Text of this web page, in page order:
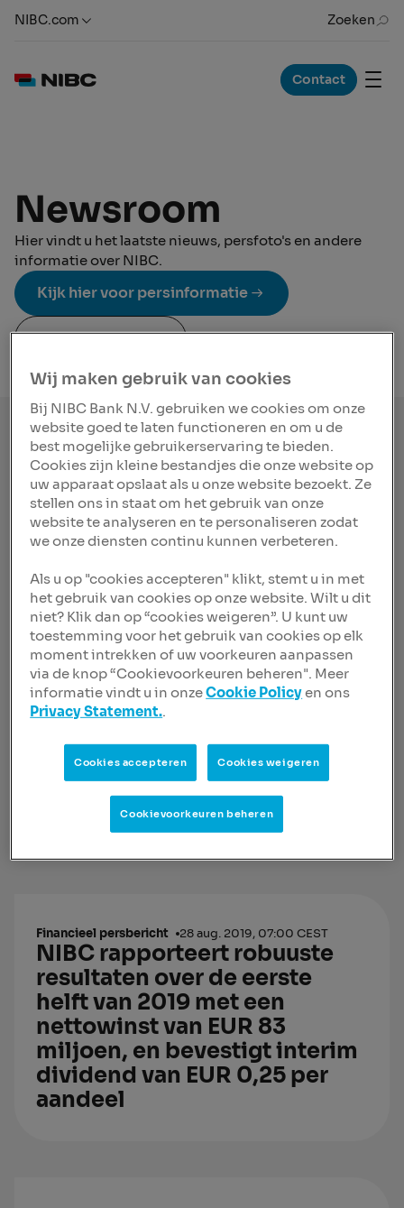
NIBC.com Zoeken
Contact
Newsroom
Hier vindt u het laatste nieuws, persfoto's en andere
informatie over NIBC.
Kijk hier voor persinformatie
Perscontacten
Laatste nieuws
Filter op
Categorie
Jaar
Verwijder alle filters
Financieel persbericht 25 feb. 2020, 08:00 CET
NIBC reports strong
performance in FY 2019 with
net profit of EUR 194 million
and final dividend of EUR
0.53 per share
Financieel persbericht 28 aug. 2019, 07:00 CEST
NIBC rapporteert robuuste
resultaten over de eerste
helft van 2019 met een
nettowinst van EUR 83
miljoen, en bevestigt interim
dividend van EUR 0,25 per
aandeel
Wij maken gebruik van cookies
Bij NIBC Bank N.V. gebruiken we cookies om onze
website goed te laten functioneren en om u de
best mogelijke gebruikerservaring te bieden.
Cookies zijn kleine bestandjes die onze website op
uw apparaat opslaat als u onze website bezoekt. Ze
stellen ons in staat om het gebruik van onze
website te analyseren en te personaliseren zodat
we onze diensten continu kunnen verbeteren.
Als u op "cookies accepteren" klikt, stemt u in met
het gebruik van cookies op onze website. Wilt u dit
niet? Klik dan op “cookies weigeren”. U kunt uw
toestemming voor het gebruik van cookies op elk
moment intrekken of uw voorkeuren aanpassen
via de knop “Cookievoorkeuren beheren". Meer
informatie vindt u in onzeCookie Policyen ons
Privacy Statement..
Cookies accepteren Cookies weigeren
Cookievoorkeuren beheren